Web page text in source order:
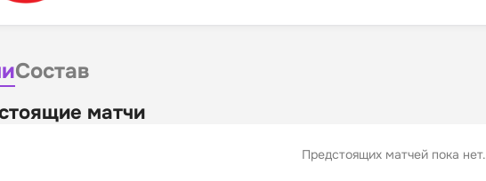
Состав
матчи
Предстоящих матчей пока нет.